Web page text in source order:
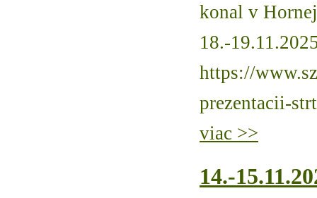
konal v
18.-
https://
prezentacii-
viac >>
14.-